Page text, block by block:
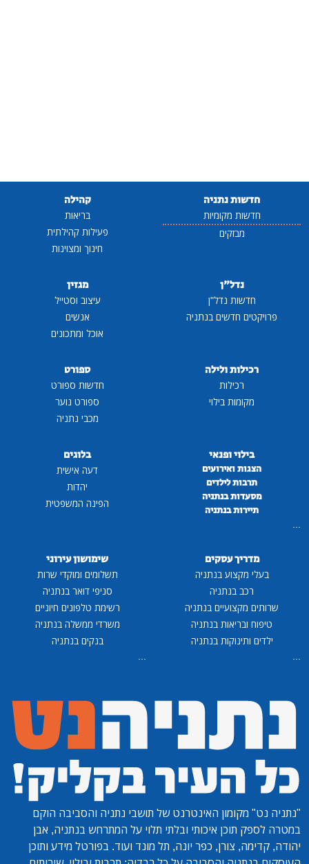
חדשות נתניה
חדשות מקומיות
מבזקים
קהילה
בריאות
פעילות קהילתית
חינוך ומצוינות
נדל"ן
חדשות נדל"ן
פרויקטים חדשים בנתניה
מגזין
עיצוב וסטייל
אנשים
אוכל ומתכונים
רכילות ולילה
רכילות
מקומות בילוי
ספורט
חדשות ספורט
ספורט נוער
מכבי נתניה
בילוי ופנאי
הצגות ואירועים
תרבות לילדים
מסעדות בנתניה
תיירות בנתניה
בלוגים
דעה אישית
יהדות
הפינה המשפטית
מדריך עסקים
בעלי מקצוע בנתניה
רכב בנתניה
שרותים מקצועיים בנתניה
טיפוח ובריאות בנתניה
ילדים ותינוקות בנתניה
שימושון עירוני
תשלומים ומוקדי שרות
סניפי דואר בנתניה
רשימת טלפונים חיוניים
משרדי ממשלה בנתניה
בנקים בנתניה
"נתניה נט" מקומון האינטרנט של תושבי נתניה והסביבה הוקם
במטרה לספק תוכן איכותי ובלתי תלוי על המתרחש בנתניה, אבן
יהודה, קדימה, צורן, כפר יונה, תל מונד ועוד. בפורטל מידע ותוכן